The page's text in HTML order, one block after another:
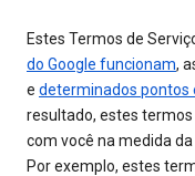
Estes Termos de
do Google funcionam,
e determinados pontos
resultado, estes
com você na medida
Por exemplo, estes